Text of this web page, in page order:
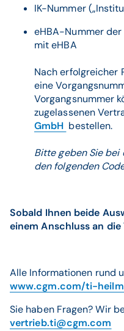
IK-Nummer
eHBA-Nummer
mit eHBA
Nach erfolgreicher
eine
Vorgangsnummer
zugelassenen
GmbH bestellen.
Bitte geben Sie bei
den folgenden
Sobald Ihnen beide
einem Anschluss an
Alle Informationen rund
www.cgm.com/ti-
Sie haben Fragen? Wir
vertrieb.ti@cgm.com